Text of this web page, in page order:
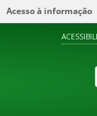
Acesso à informação